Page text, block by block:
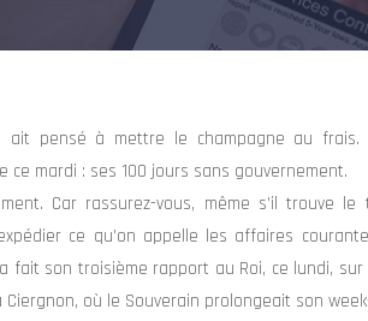
ait pensé à mettre le champagne au
ce mardi : ses 100 jours sans gouvernement.
Car rassurez-vous, même s’il trouve
ce qu’on appelle les affaires
fait son troisième rapport au Roi, ce lundi,
où le Souverain prolongeait son